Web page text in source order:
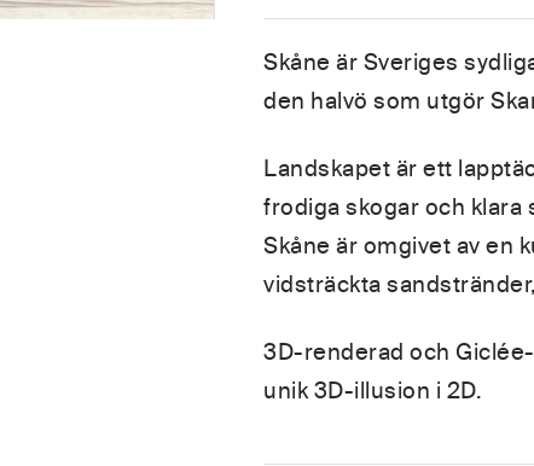
Skåne är Sveriges
den halvö som utgör
Landskapet är ett
frodiga skogar och klara
Skåne är omgivet av en
vidsträckta
3D-renderad och
unik 3D-illusion i 2D.